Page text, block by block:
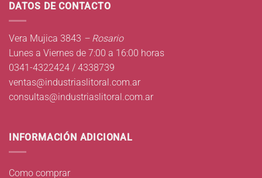
DATOS DE CONTACTO
Vera Mujica 3843 – Rosario
Lunes a Viernes de 7:00 a 16:00 horas
0341-4322424 / 4338739
ventas@industriaslitoral.com.ar
consultas@industriaslitoral.com.ar
INFORMACIÓN ADICIONAL
Como comprar